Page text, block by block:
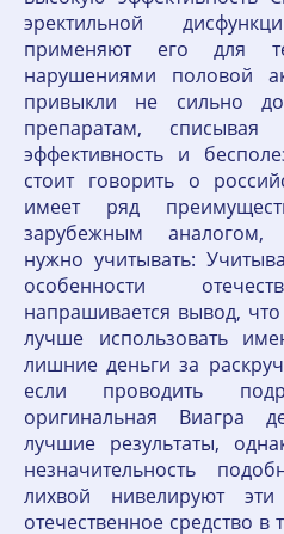
эректильной
применяют его для
нарушениями половой
привыкли не сильно
препаратам,
эффективность и
стоит говорить о
имеет ряд
зарубежным аналогом,
нужно учитывать:
особенности
напрашивается вывод,
лучше использовать
лишние деньги за
если проводить
оригинальная Виагра
лучшие результаты,
незначительность
лихвой нивелируют
отечественное средство в